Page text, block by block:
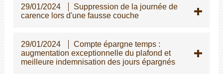
29/01/2024
Suppression de la journée de
carence lors d'une fausse couche
29/01/2024
Compte épargne temps :
augmentation exceptionnelle du plafond et
meilleure indemnisation des jours épargnés